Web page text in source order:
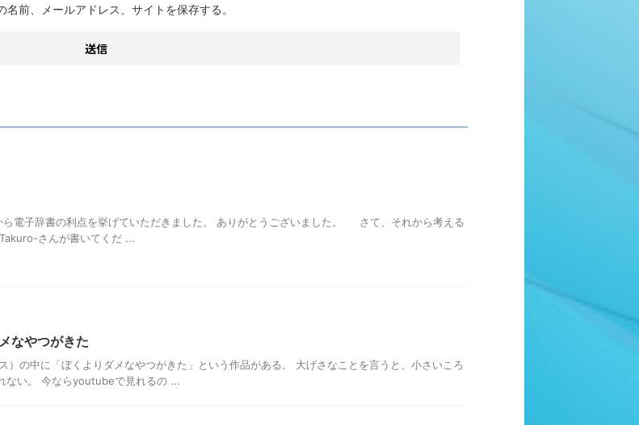
前、メールアドレス、サイトを保存する。
電子辞書の利点を挙げていただきました。 ありがとうございました。 さて、それから考える
さんが書いてくだ ...
なやつがきた
）の中に「ぼくよりダメなやつがきた」という作品がある。 大げさなことを言うと、小さいころ
ない。 今ならyoutubeで見れるの ...